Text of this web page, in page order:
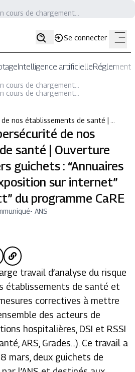
cours de chargement...
Se connecter
Intelligence artificielle
cours de chargement...
cours de chargement...
nos établissements de santé | …
de nos
santé | Ouverture
guichets : “Annuaires
sur internet”
du programme CaRE
- ANS
travail d’analyse du risque
établissements de santé et
correctives à mettre
des acteurs de
hospitalières, DSI et RSSI
ARS, Grades...). Ce travail a
mars, deux guichets de